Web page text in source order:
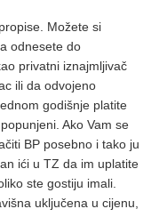
Možete si
odnesete do
privatni iznajmljivač
ili da odvojeno
godišnje platite
Ako Vam se
BP posebno i tako ju
ići u TZ da im uplatite
ste gostiju imali.
uključena u cijenu,